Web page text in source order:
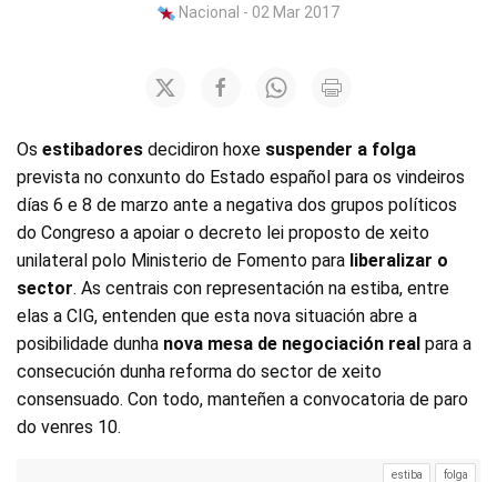
Nacional - 02 Mar 2017
Os estibadores decidiron hoxe suspender a folga
prevista no conxunto do Estado español para os vindeiros
días 6 e 8 de marzo ante a negativa dos grupos políticos
do Congreso a apoiar o decreto lei proposto de xeito
unilateral polo Ministerio de Fomento para liberalizar o
sector. As centrais con representación na estiba, entre
elas a CIG, entenden que esta nova situación abre a
posibilidade dunha nova mesa de negociación real para a
consecución dunha reforma do sector de xeito
consensuado. Con todo, manteñen a convocatoria de paro
do venres 10.
estiba folga